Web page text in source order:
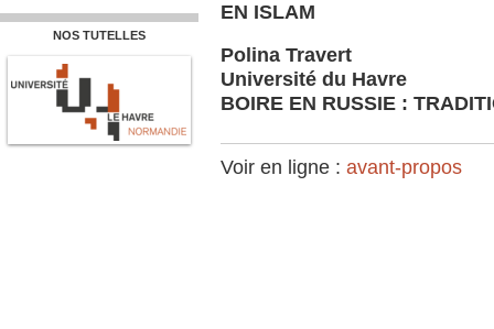
NOS TUTELLES
EN ISLAM
Polina Travert
Université du Havre
BOIRE EN RUSSIE :
Voir en ligne : avant-propos